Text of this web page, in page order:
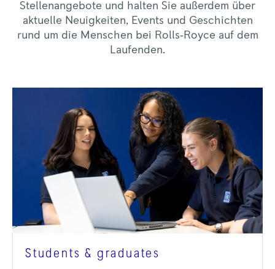
Stellenangebote und halten Sie außerdem über
aktuelle Neuigkeiten, Events und Geschichten
rund um die Menschen bei Rolls‑Royce auf dem
Laufenden.
Students & graduates